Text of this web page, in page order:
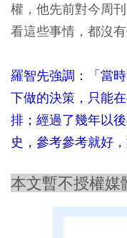
權，他先前對今周
看這些事情，都沒有
羅智先強調：「當
下做的決策，只能
排；經過了幾年以
史，參考參考就好
本文暫不授權媒